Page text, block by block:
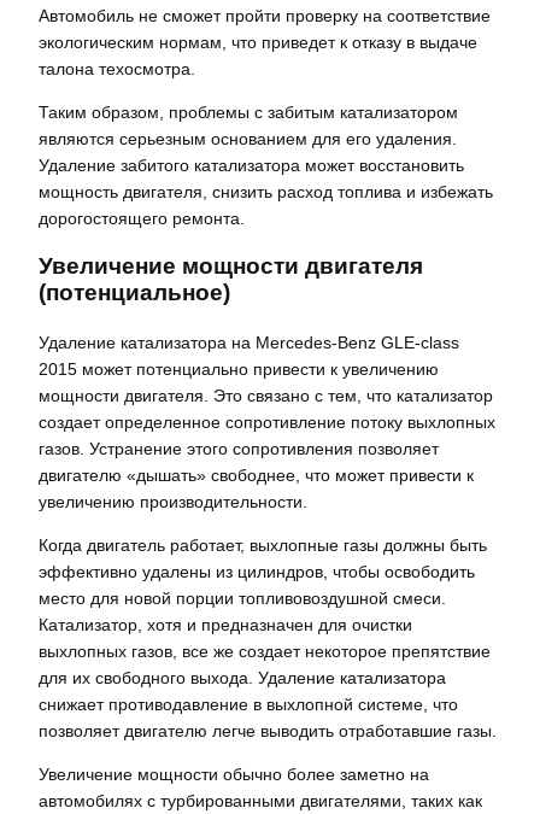
Автомобиль не сможет пройти проверку на соответствие
экологическим нормам, что приведет к отказу в выдаче
талона техосмотра.
Таким образом, проблемы с забитым катализатором
являются серьезным основанием для его удаления.
Удаление забитого катализатора может восстановить
мощность двигателя, снизить расход топлива и избежать
дорогостоящего ремонта.
Увеличение мощности двигателя
(потенциальное)
Удаление катализатора на Mercedes-Benz GLE-class
2015 может потенциально привести к увеличению
мощности двигателя. Это связано с тем, что катализатор
создает определенное сопротивление потоку выхлопных
газов. Устранение этого сопротивления позволяет
двигателю «дышать» свободнее, что может привести к
увеличению производительности.
Когда двигатель работает, выхлопные газы должны быть
эффективно удалены из цилиндров, чтобы освободить
место для новой порции топливовоздушной смеси.
Катализатор, хотя и предназначен для очистки
выхлопных газов, все же создает некоторое препятствие
для их свободного выхода. Удаление катализатора
снижает противодавление в выхлопной системе, что
позволяет двигателю легче выводить отработавшие газы.
Увеличение мощности обычно более заметно на
автомобилях с турбированными двигателями, таких как